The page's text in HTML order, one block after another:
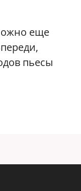
еще
пьесы